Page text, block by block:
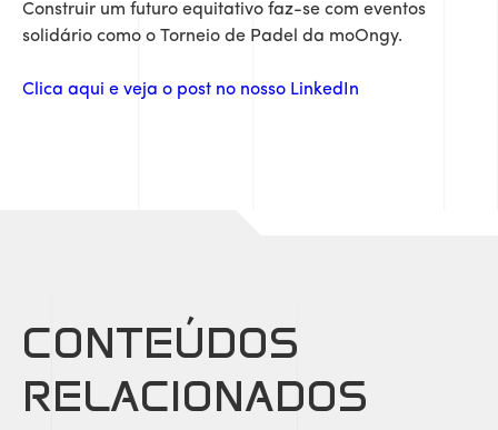
Construir um futuro equitativo faz-se com eventos
solidário como o Torneio de Padel da moOngy.
Clica aqui e veja o post no nosso LinkedIn
CONTEÚDOS
RELACIONADOS